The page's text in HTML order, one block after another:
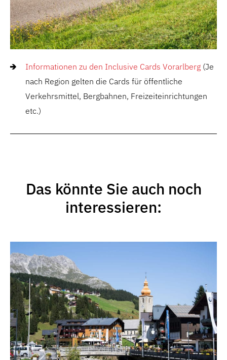
Informationen zu den Inclusive Cards Vorarlberg (Je
nach Region gelten die Cards für öffentliche
Verkehrsmittel, Bergbahnen, Freizeiteinrichtungen
etc.)
Das könnte Sie auch noch
interessieren: